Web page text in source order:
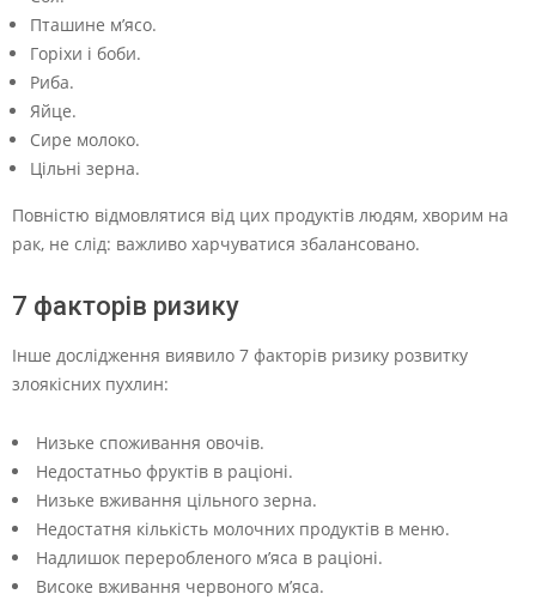
Пташине м’ясо.
Горіхи і боби.
Риба.
Яйце.
Сире молоко.
Цільні зерна.
Повністю відмовлятися від цих продуктів людям, хворим на
рак, не слід: важливо харчуватися збалансовано.
7 факторів ризику
Інше дослідження виявило 7 факторів ризику розвитку
злоякісних пухлин:
Низьке споживання овочів.
Недостатньо фруктів в раціоні.
Низьке вживання цільного зерна.
Недостатня кількість молочних продуктів в меню.
Надлишок переробленого м’яса в раціоні.
Високе вживання червоного м’яса.